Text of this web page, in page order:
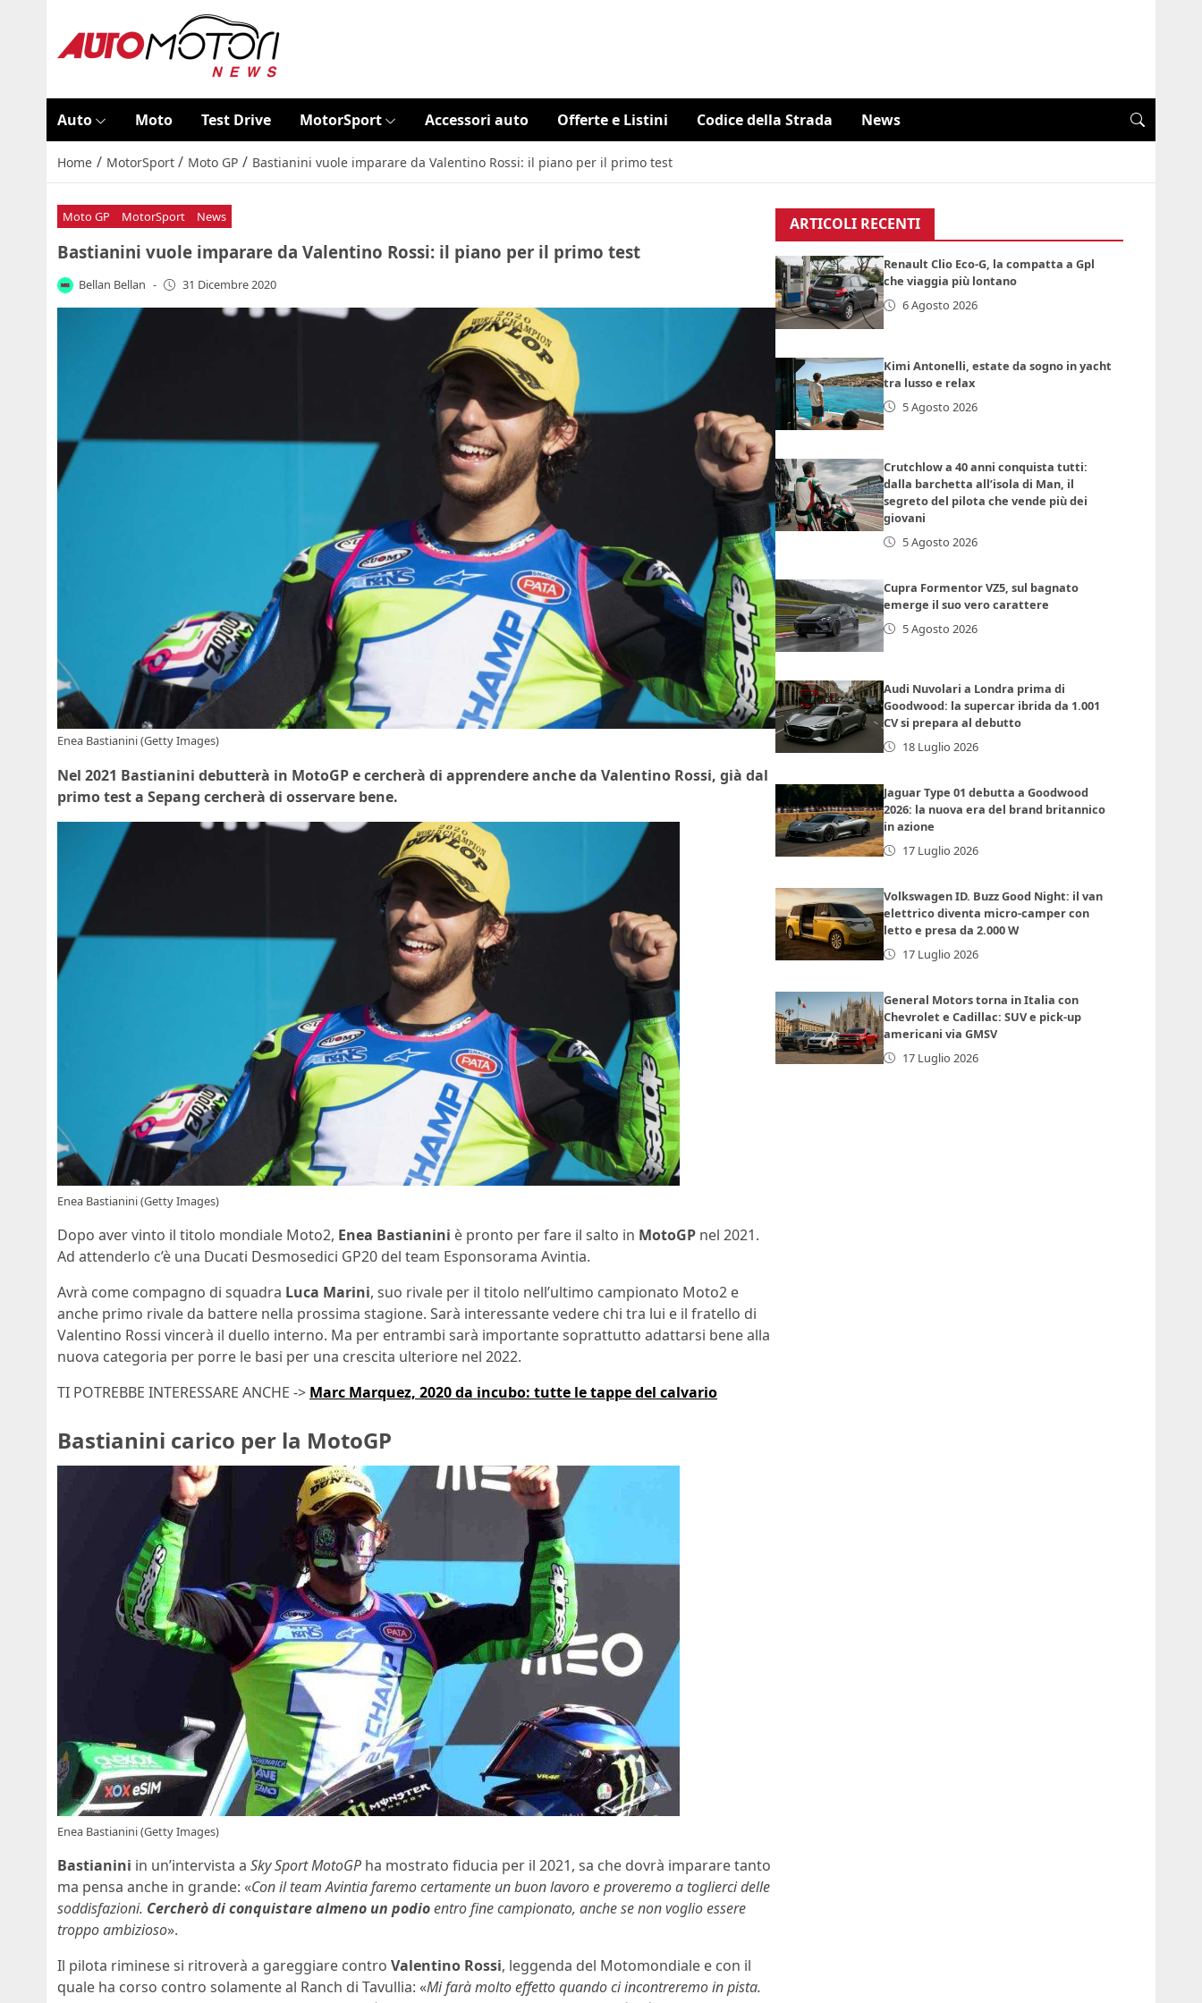
Auto Moto Test Drive MotorSport Accessori auto Offerte e Listini Codice della Strada News
Home / MotorSport / Moto GP / Bastianini vuole imparare da Valentino Rossi: il piano per il primo test
Moto GP MotorSport News
Bastianini vuole imparare da Valentino Rossi: il piano per il primo test
Bellan Bellan - 31 Dicembre 2020
Enea Bastianini (Getty Images)
Nel 2021 Bastianini debutterà in MotoGP e cercherà di apprendere anche da Valentino Rossi, già dal
primo test a Sepang cercherà di osservare bene.
Enea Bastianini (Getty Images)
Dopo aver vinto il titolo mondiale Moto2, Enea Bastianini è pronto per fare il salto in MotoGP nel 2021.
Ad attenderlo c’è una Ducati Desmosedici GP20 del team Esponsorama Avintia.
Avrà come compagno di squadra Luca Marini, suo rivale per il titolo nell’ultimo campionato Moto2 e
anche primo rivale da battere nella prossima stagione. Sarà interessante vedere chi tra lui e il fratello di
Valentino Rossi vincerà il duello interno. Ma per entrambi sarà importante soprattutto adattarsi bene alla
nuova categoria per porre le basi per una crescita ulteriore nel 2022.
TI POTREBBE INTERESSARE ANCHE -> Marc Marquez, 2020 da incubo: tutte le tappe del calvario
Bastianini carico per la MotoGP
Enea Bastianini (Getty Images)
Bastianini in un’intervista a Sky Sport MotoGP ha mostrato fiducia per il 2021, sa che dovrà imparare tanto
ma pensa anche in grande: «Con il team Avintia faremo certamente un buon lavoro e proveremo a toglierci delle
soddisfazioni. Cercherò di conquistare almeno un podioentro fine campionato, anche se non voglio essere
troppo ambizioso».
Il pilota riminese si ritroverà a gareggiare contro Valentino Rossi, leggenda del Motomondiale e con il
quale ha corso contro solamente al Ranch di Tavullia: «Mi farà molto effetto quando ci incontreremo in pista.
ARTICOLI RECENTI
Renault Clio Eco-G, la compatta a Gpl
che viaggia più lontano
6 Agosto 2026
Kimi Antonelli, estate da sogno in yacht
tra lusso e relax
5 Agosto 2026
Crutchlow a 40 anni conquista tutti:
dalla barchetta all’isola di Man, il
segreto del pilota che vende più dei
giovani
5 Agosto 2026
Cupra Formentor VZ5, sul bagnato
emerge il suo vero carattere
5 Agosto 2026
Audi Nuvolari a Londra prima di
Goodwood: la supercar ibrida da 1.001
CV si prepara al debutto
18 Luglio 2026
Jaguar Type 01 debutta a Goodwood
2026: la nuova era del brand britannico
in azione
17 Luglio 2026
Volkswagen ID. Buzz Good Night: il van
elettrico diventa micro-camper con
letto e presa da 2.000 W
17 Luglio 2026
General Motors torna in Italia con
Chevrolet e Cadillac: SUV e pick-up
americani via GMSV
17 Luglio 2026